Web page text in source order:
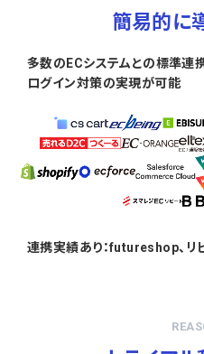
簡易的に
多数のECシステムとの標準連
ログイン対策の実現が可能
連携実績あり：futureshop、リ